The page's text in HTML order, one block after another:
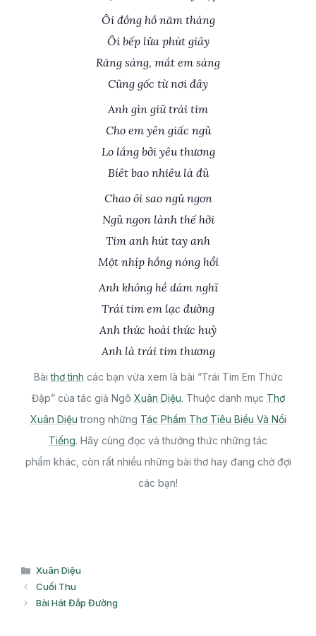
Ôi đồng hồ năm tháng
Ôi bếp lửa phút giây
Răng sáng, mắt em sáng
Cũng gốc từ nơi đây
Anh gìn giữ trái tim
Cho em yên giấc ngủ
Lo lắng bởi yêu thương
Bíêt bao nhiêu là đủ
Chao ôi sao ngủ ngon
Ngủ ngon lành thế hỡi
Tim anh hút tay anh
Một nhịp hồng nóng hổi
Anh không hề dám nghĩ
Trái tim em lạc đường
Anh thức hoài thức huỷ
Anh là trái tim thương
Bàithơ tình các bạn vừa xem là bài “Trái Tim Em Thức
Đập” của tác giả Ngô Xuân Diệu. Thuộc danh mục Thơ
Xuân Diệu trong những Tác Phẩm Thơ Tiêu Biểu Và Nổi
Tiếng. Hãy cùng đọc và thưởng thức những tác
phẩm khác, còn rất nhiều những bài thơ hay đang chờ đợi
các bạn!
Danh
mục
Xuân Diệu
Cuối Thu
Bài Hát Đắp Đường